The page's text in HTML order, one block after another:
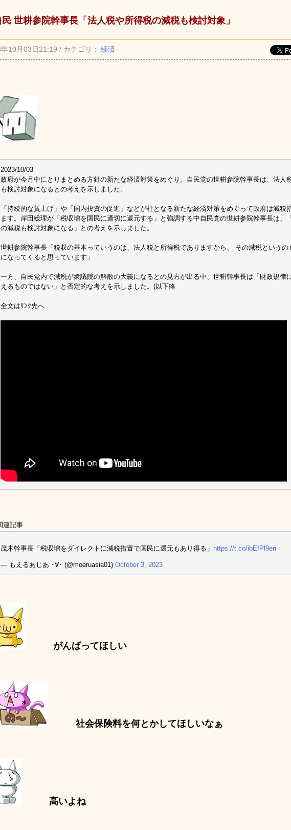
民 世耕参院幹事長「法人税や所得税の減税も検討対象」
10月03日21:19 / カテゴリ： 経済
2023/10/03
政府が今月中にとりまとめる方針の新たな経済対策をめぐり、自民党の世耕参院幹事長は、法人
も検討対象になるとの考えを示しました。
「持続的な賃上げ」や「国内投資の促進」などが柱となる新たな経済対策をめぐって政府は減税
ます。岸田総理が「税収増を国民に適切に還元する」と強調する中自民党の世耕参院幹事長は、
の減税も検討対象になる」との考えを示しました。
世耕参院幹事長「税収の基本っていうのは、法人税と所得税でありますから、 その減税というの
になってくると思っています」
一方、自民党内で減税が衆議院の解散の大義になるとの見方が出る中、世耕幹事長は「財政規律
えるものではない」と否定的な考えを示しました。(以下略
全文はﾘﾝｸ先へ
連記事
茂木幹事長「税収増をダイレクトに減税措置で国民に還元もあり得る」 https://t.co/ibEfPl9eri
— もえるあじあ ･∀･ (@moeruasia01) October 3, 2023
がんばってほしい
社会保険料を何とかしてほしいなぁ
高いよね